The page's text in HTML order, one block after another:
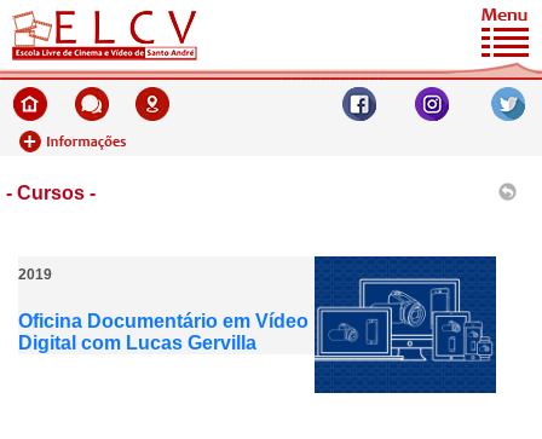
- Cursos -
2019
Oficina Documentário em Vídeo
Digital com Lucas Gervilla